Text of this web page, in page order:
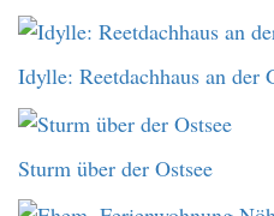
Idylle: Reetdachhaus an der
Sturm über der Ostsee